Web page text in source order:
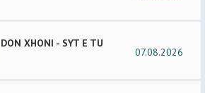
DON XHONI - SYT E TU
07.08.2026